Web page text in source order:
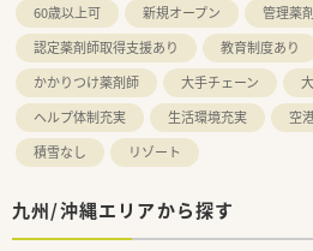
60歳以上可
新規オープン
管理薬
認定薬剤師取得支援あり
教育制度あり
かかりつけ薬剤師
大手チェーン
ヘルプ体制充実
生活環境充実 空
積雪なし
リゾート
九州/沖縄エリアから探す